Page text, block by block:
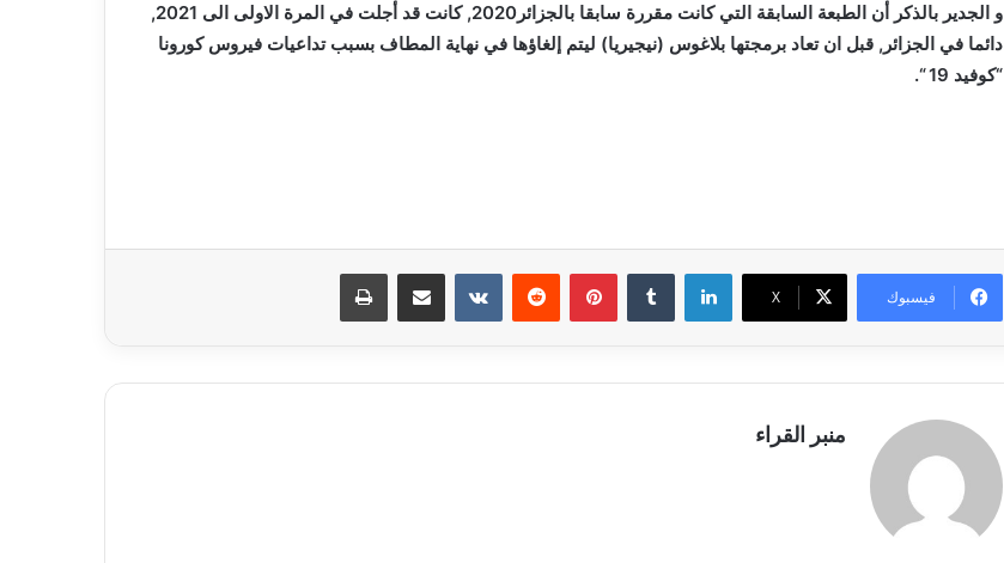
و الجدير بالذكر أن الطبعة السابقة التي كانت مقررة سابقا بالجزائر2020, كانت قد أجلت في المرة الاولى الى 2021,
دائما في الجزائر, قبل ان تعاد برمجتها بلاغوس (نيجيريا) ليتم إلغاؤها في نهاية المطاف بسبب تداعيات فيروس كورونا
“كوفيد 19 “.
فيسبوك X
لينكدإن بينتيريست مشاركة عبر البريد
منبر القراء